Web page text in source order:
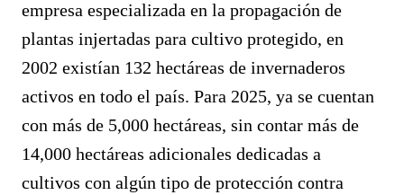
empresa especializada en la propagación de
plantas injertadas para cultivo protegido, en
2002 existían 132 hectáreas de invernaderos
activos en todo el país. Para 2025, ya se cuentan
con más de 5,000 hectáreas, sin contar más de
14,000 hectáreas adicionales dedicadas a
cultivos con algún tipo de protección contra